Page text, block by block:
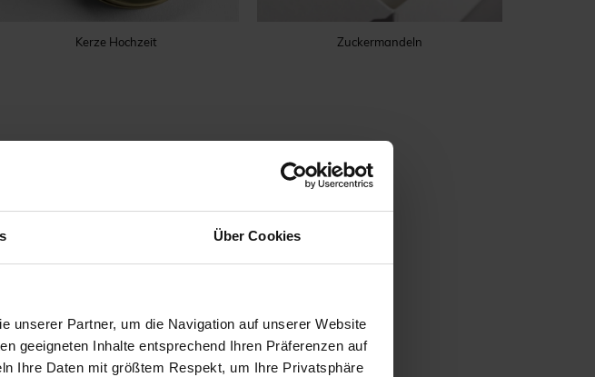
Über Cookies
unserer Partner, um die Navigation auf unserer Website
geeigneten Inhalte entsprechend Ihren Präferenzen auf
Ihre Daten mit größtem Respekt, um Ihre Privatsphäre
Kerze Hochzeit Zuckermandeln